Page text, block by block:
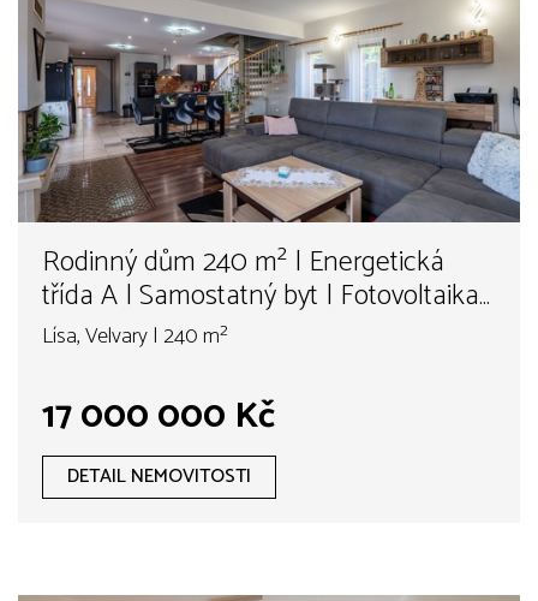
Rodinný dům 240 m² | Energetická
třída A | Samostatný byt | Fotovoltaika |
Pozemek 947 m²
Lísa, Velvary | 240 m²
17 000 000 Kč
DETAIL NEMOVITOSTI